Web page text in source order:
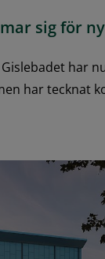
sig för
har
har tecknat